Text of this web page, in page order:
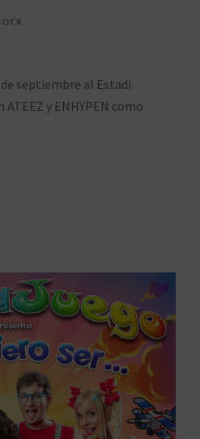
septiembre al Estadi
y ENHYPEN como